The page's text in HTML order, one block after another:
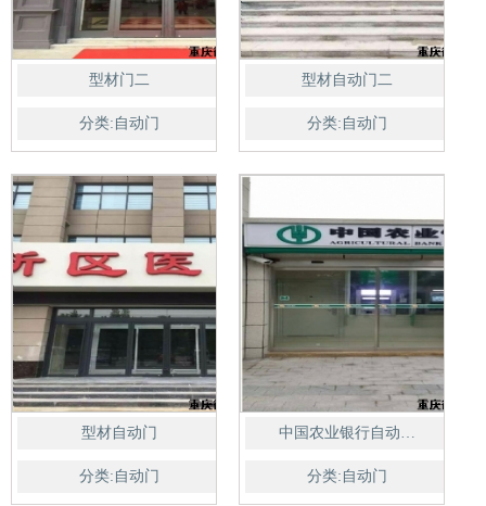
型材门二
分类:自动门
型材自动门二
分类:自动门
型材自动门
分类:自动门
中国农业银行自动…
分类:自动门